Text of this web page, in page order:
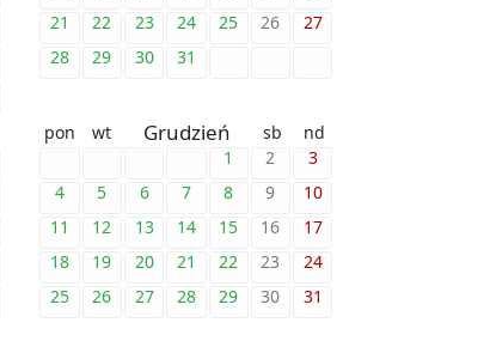
21
22 23 24 25 26
27
28
29 30 31
pon wt Grudzień sb
nd
1
2
3
4
5 6 7 8 9
10
11
12 13 14 15 16
17
18
19 20 21 22 23
24
25
26 27 28 29 30 31